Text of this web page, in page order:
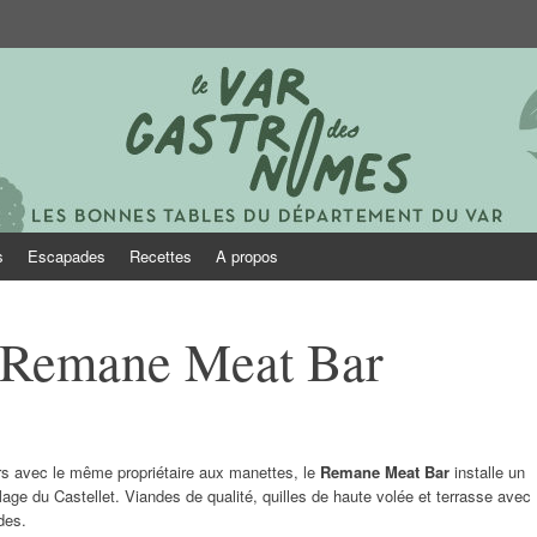
Escapades Recettes A propos
Meat Bar
avec le même propriétaire aux manettes, le Remane Meat Bar installe un
du Castellet. Viandes de qualité, quilles de haute volée et terrasse avec